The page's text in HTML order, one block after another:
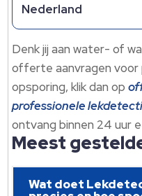
Nederland
Denk jij aan water- of
offerte aanvragen voor
opsporing, klik dan op
professionele
ontvang binnen 24 uur
Meest
Wat doet